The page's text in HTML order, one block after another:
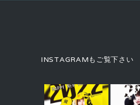
INSTAGRAMもご覧下さい